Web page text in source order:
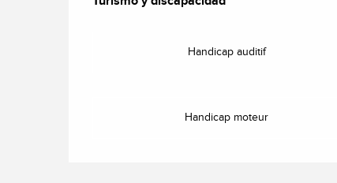
Handicap auditif
Handicap moteur